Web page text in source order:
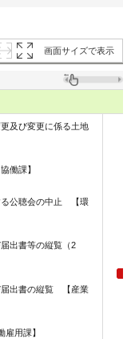
画面サイズで表示
及び変更に係る土地
働課】
る公聴会の中止 【環
出書等の縦覧（2
届出書の縦覧 【産業
用課】